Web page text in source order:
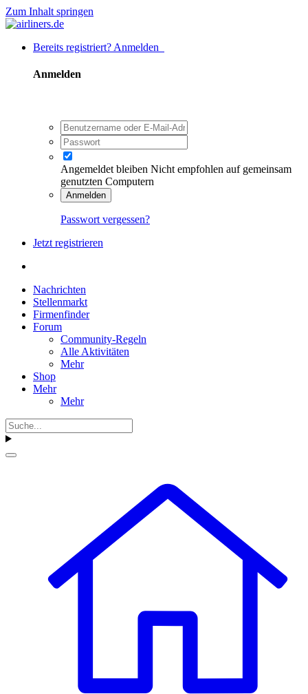
Zum Inhalt springen
Bereits registriert? Anmelden
Anmelden
Angemeldet bleiben Nicht empfohlen auf gemeinsam
genutzten Computern
Anmelden
Passwort vergessen?
Jetzt registrieren
Nachrichten
Stellenmarkt
Firmenfinder
Forum
Community-Regeln
Alle Aktivitäten
Mehr
Shop
Mehr
Mehr